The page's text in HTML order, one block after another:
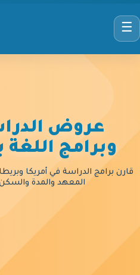
☰
عروض
وبرامج
قارن برامج الدراسة في أمريكا
المعهد والمدة